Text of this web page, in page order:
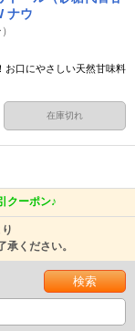
ナウ
お口にやさしい天然甘味料
在庫切れ
クーポン♪
ください。